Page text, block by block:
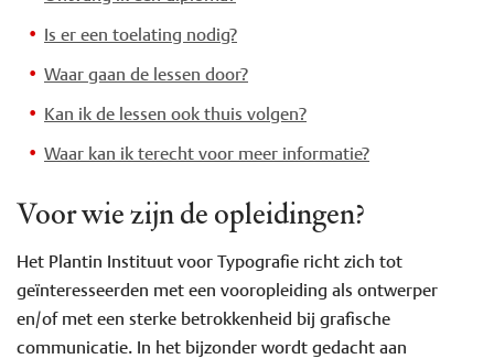
Is er een toelating nodig?
Waar gaan de lessen door?
Kan ik de lessen ook thuis volgen?
Waar kan ik terecht voor meer informatie?
Voor wie zijn de opleidingen?
Het Plantin Instituut voor Typografie richt zich tot
geïnteresseerden met een vooropleiding als ontwerper
en/of met een sterke betrokkenheid bij grafische
communicatie. In het bijzonder wordt gedacht aan